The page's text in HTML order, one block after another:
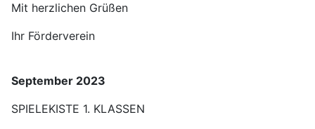
Mit herzlichen Grüßen
Ihr Förderverein
September 2023
SPIELEKISTE 1. KLASSEN